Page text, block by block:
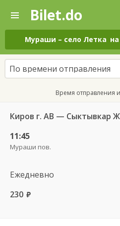
—
Поиск
и
покупка
билетов
на
автобус
онлайн
Bilet.do
Мураши – село Летка
По времени отправления
Время отправления
Киров г. АВ — Сыктывкар
11:45
Мураши пов.
Ежедневно
230 руб.